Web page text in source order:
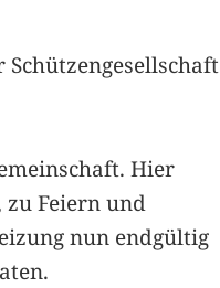
Hier
Feiern und
nun endgültig